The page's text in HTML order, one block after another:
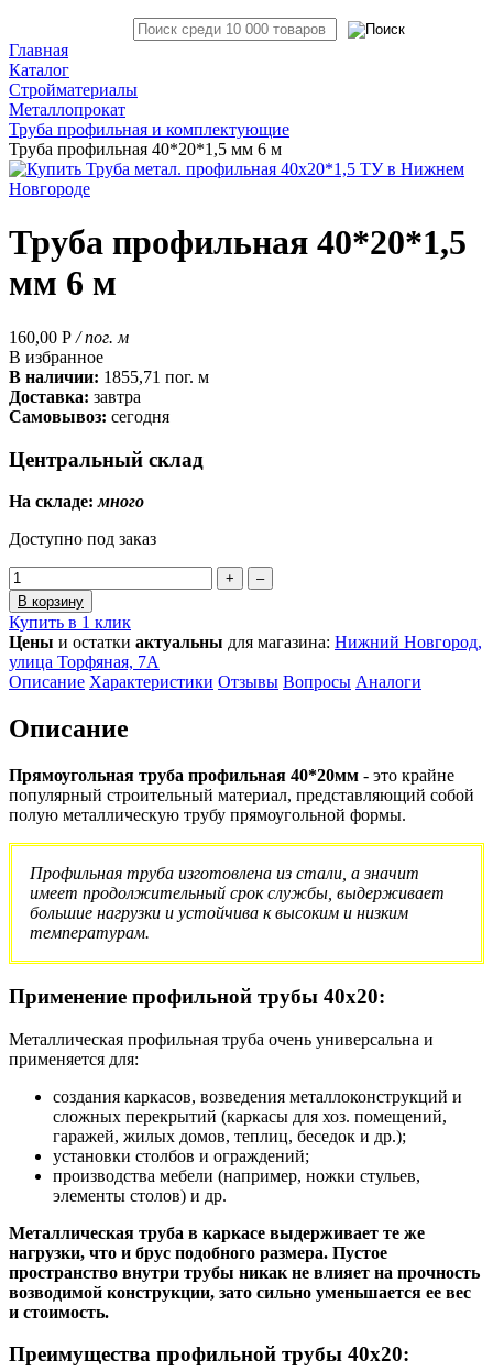
Главная
Каталог
Стройматериалы
Металлопрокат
Труба профильная и комплектующие
Труба профильная 40*20*1,5 мм 6 м
Труба профильная 40*20*1,5
мм 6 м
160,00 Р / пог. м
В избранное
В наличии: 1855,71 пог. м
Доставка: завтра
Самовывоз: сегодня
Центральный склад
На складе:много
Доступно под заказ
+
–
В корзину
Купить в 1 клик
Цены и остатки актуальны для магазина: Нижний Новгород,
улица Торфяная, 7А
Описание Характеристики Отзывы Вопросы Аналоги
Описание
Прямоугольная труба профильная 40*20мм - это крайне
популярный строительный материал, представляющий собой
полую металлическую трубу прямоугольной формы.
Профильная труба изготовлена из стали, а значит
имеет продолжительный срок службы, выдерживает
большие нагрузки и устойчива к высоким и низким
температурам.
Применение профильной трубы 40х20:
Металлическая профильная труба очень универсальна и
применяется для:
создания каркасов, возведения металлоконструкций и
сложных перекрытий (каркасы для хоз. помещений,
гаражей, жилых домов, теплиц, беседок и др.);
установки столбов и ограждений;
производства мебели (например, ножки стульев,
элементы столов) и др.
Металлическая труба в каркасе выдерживает те же
нагрузки, что и брус подобного размера. Пустое
пространство внутри трубы никак не влияет на прочность
возводимой конструкции, зато сильно уменьшается ее вес
и стоимость.
Преимущества профильной трубы 40х20: